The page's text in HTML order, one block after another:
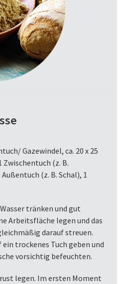
Gazewindel, ca. 20 x 25
Zwischentuch (z. B.
(z. B. Schal), 1
tränken und gut
Arbeitsfläche legen und das
darauf streuen.
trockenes Tuch geben und
vorsichtig befeuchten.
legen. Im ersten Moment